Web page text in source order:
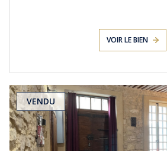
VOIR LE BIEN
VENDU